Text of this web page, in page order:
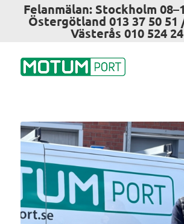
Felanmälan: Stockholm
Östergötland 013 37 50 51
Västerås 010 524